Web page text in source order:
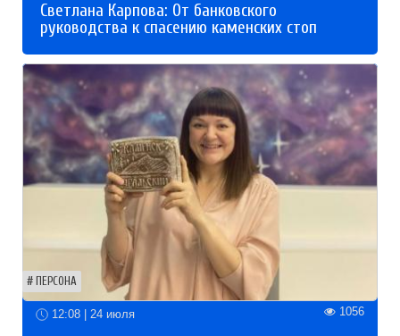
Светлана Карпова: От банковского
руководства к спасению каменских стоп
ПЕРСОНА
12:08 | 24 июля 1056